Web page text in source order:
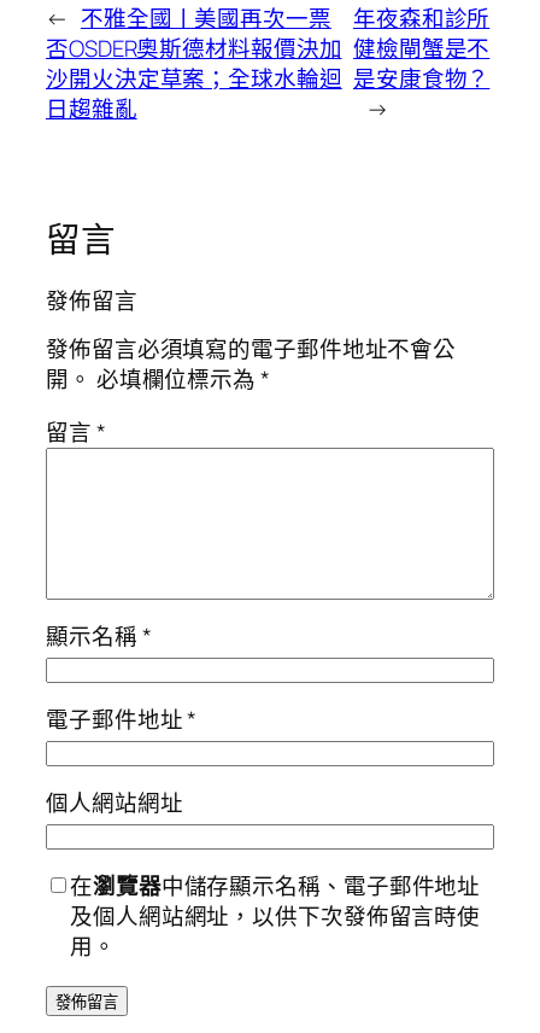
← 不雅全國丨美國再次一票
否OSDER奧斯德材料報價決加
沙開火決定草案；全球水輪迴
日趨雜亂
年夜森和診所
健檢閘蟹是不
是安康食物？
→
留言
發佈留言
發佈留言必須填寫的電子郵件地址不會公
開。 必填欄位標示為*
留言*
顯示名稱*
電子郵件地址*
個人網站網址
在瀏覽器中儲存顯示名稱、電子郵件地址
及個人網站網址，以供下次發佈留言時使
用。